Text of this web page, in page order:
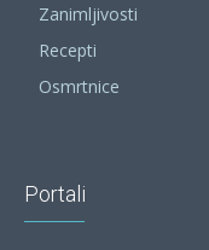
Zanimljivosti
Recepti
Osmrtnice
Portali